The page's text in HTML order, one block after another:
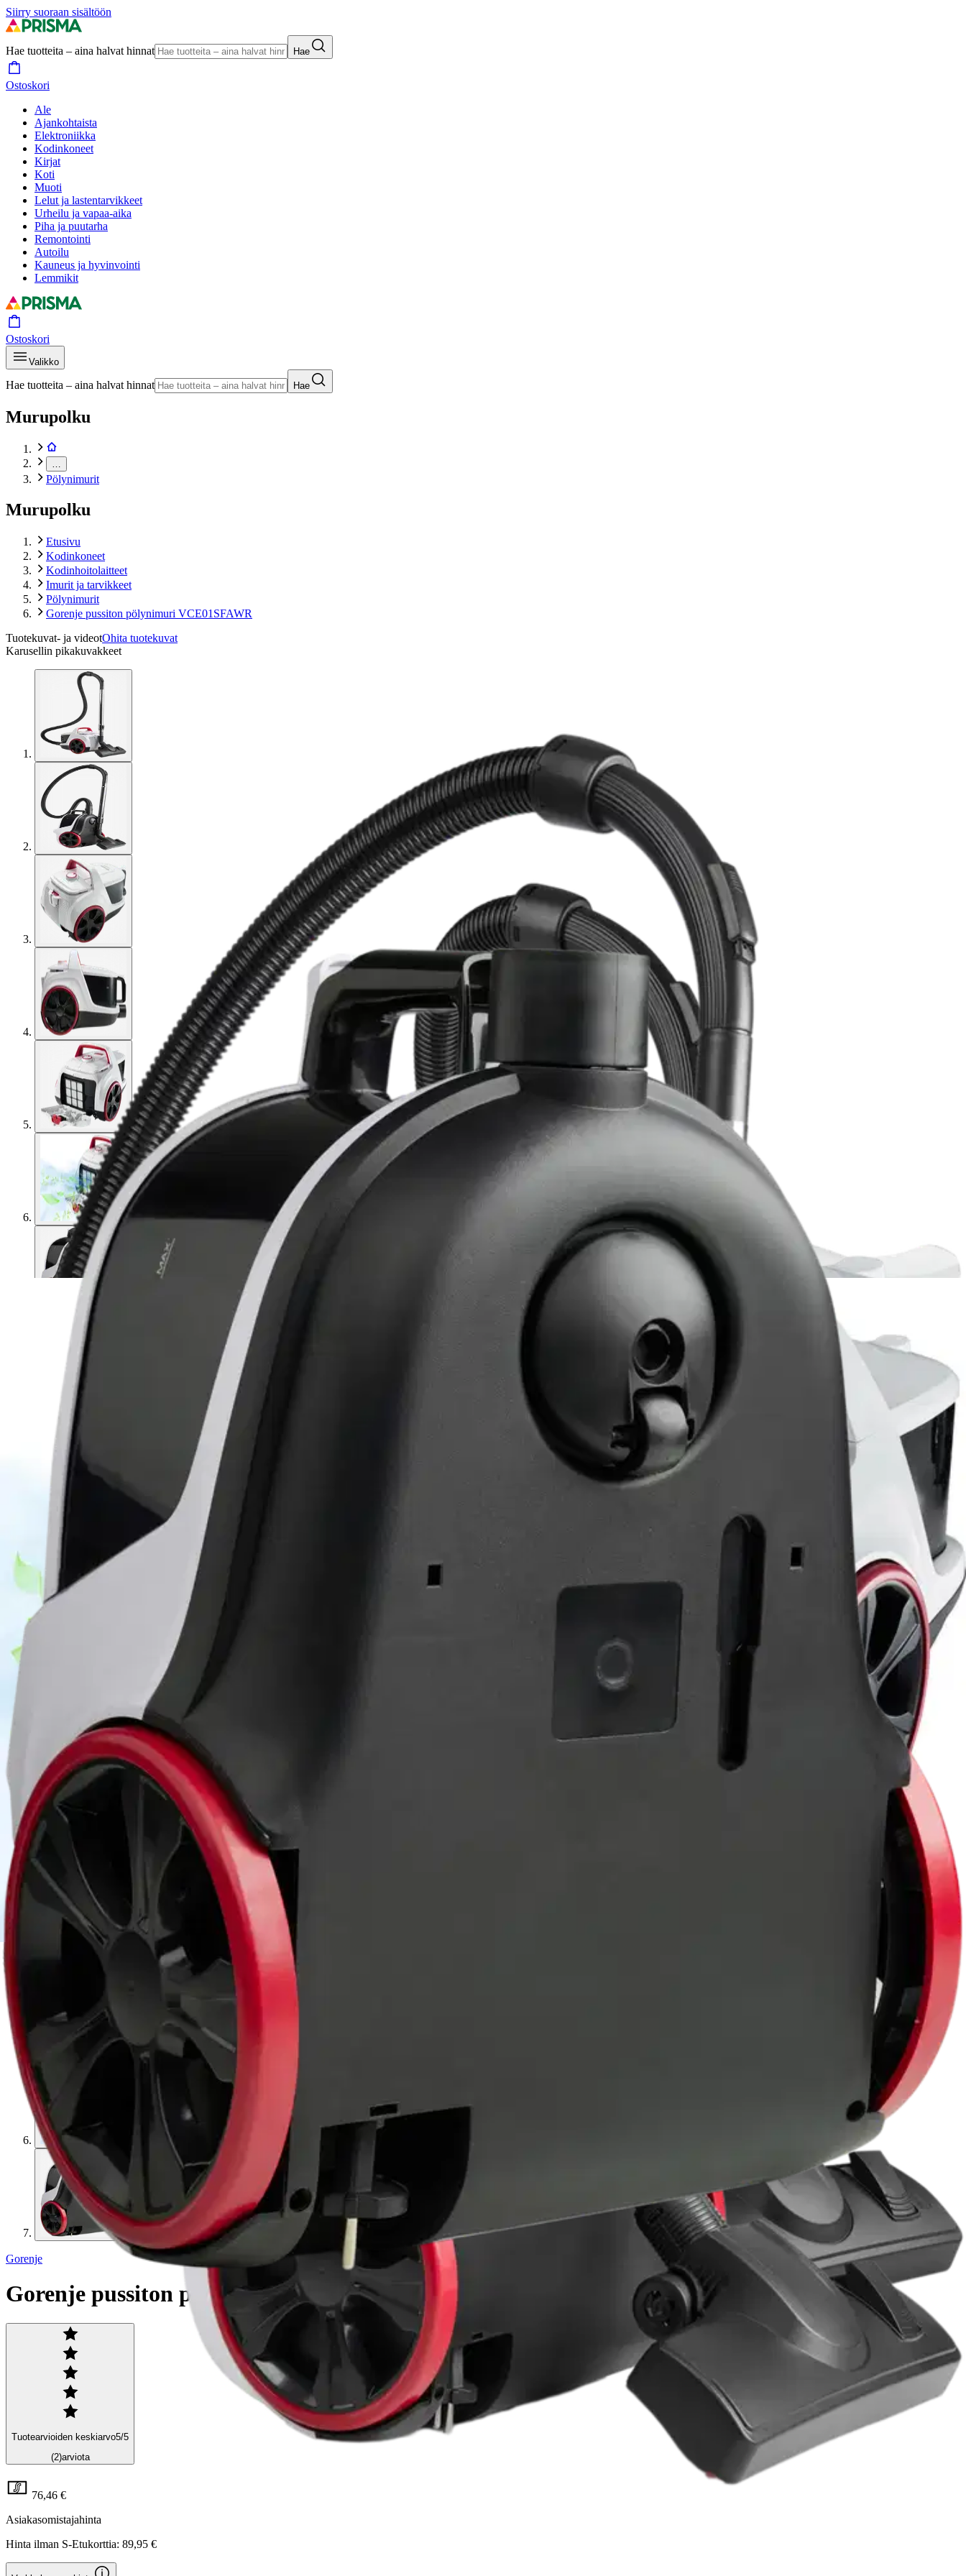
Siirry suoraan sisältöön
Hae tuotteita – aina halvat hinnat Hae
Ostoskori
Ale
Ajankohtaista
Elektroniikka
Kodinkoneet
Kirjat
Koti
Muoti
Lelut ja lastentarvikkeet
Urheilu ja vapaa-aika
Piha ja puutarha
Remontointi
Autoilu
Kauneus ja hyvinvointi
Lemmikit
Ostoskori
Valikko
Hae tuotteita – aina halvat hinnat Hae
Murupolku
Pölynimurit
Murupolku
Etusivu
Kodinkoneet
Kodinhoitolaitteet
Imurit ja tarvikkeet
Pölynimurit
Gorenje pussiton pölynimuri VCE01SFAWR
Tuotekuvat- ja videotOhita tuotekuvat
Karusellin pikakuvakkeet
Asiakasomistaja-alennus
Avaa kuva suurempana
Avaa kuva suurempana
Avaa kuva suurempana
Avaa kuva suurempana
Avaa kuva suurempana
Avaa kuva suurempana
Avaa kuva suurempana
Karusellin nuolipainikkeet
Karusellin pikakuvakkeet
Gorenje
Gorenje pussiton pölynimuri VCE01SFAWR
Tuotearvioiden keskiarvo5/5
(2)arviota
76,46 €
Asiakasomistajahinta
Hinta ilman S-Etukorttia: 89,95 €